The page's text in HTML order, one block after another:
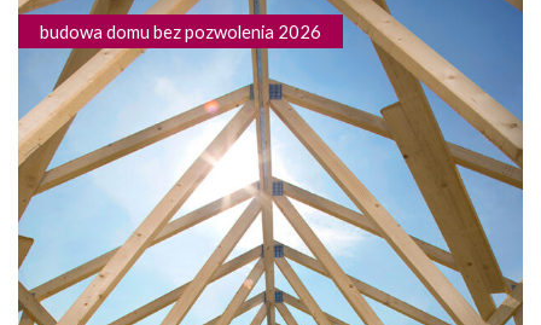
budowa domu bez pozwolenia 2026